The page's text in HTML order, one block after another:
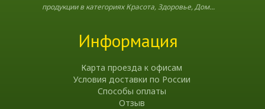
продукции в категориях Красота, Здоровье, Дом...
Информация
Карта проезда к офисам
Условия доставки по России
Способы оплаты
Отзыв